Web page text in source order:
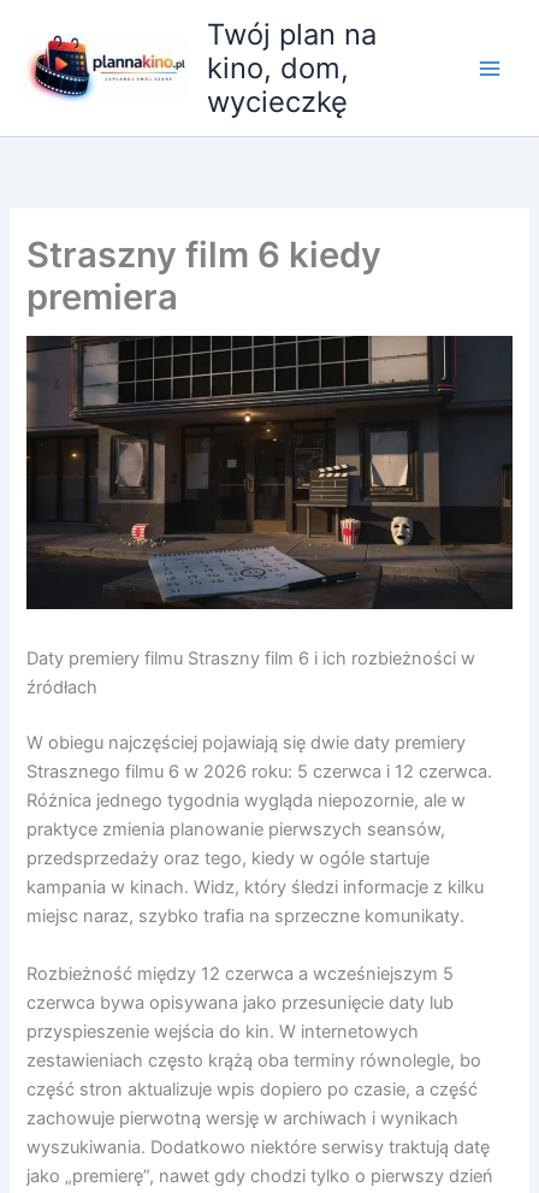
treści
Twój plan na
kino, dom,
wycieczkę
Straszny film 6 kiedy
premiera
Daty premiery filmu Straszny film 6 i ich rozbieżności w
źródłach
W obiegu najczęściej pojawiają się dwie daty premiery
Strasznego filmu 6 w 2026 roku: 5 czerwca i 12 czerwca.
Różnica jednego tygodnia wygląda niepozornie, ale w
praktyce zmienia planowanie pierwszych seansów,
przedsprzedaży oraz tego, kiedy w ogóle startuje
kampania w kinach. Widz, który śledzi informacje z kilku
miejsc naraz, szybko trafia na sprzeczne komunikaty.
Rozbieżność między 12 czerwca a wcześniejszym 5
czerwca bywa opisywana jako przesunięcie daty lub
przyspieszenie wejścia do kin. W internetowych
zestawieniach często krążą oba terminy równolegle, bo
część stron aktualizuje wpis dopiero po czasie, a część
zachowuje pierwotną wersję w archiwach i wynikach
wyszukiwania. Dodatkowo niektóre serwisy traktują datę
jako „premierę”, nawet gdy chodzi tylko o pierwszy dzień